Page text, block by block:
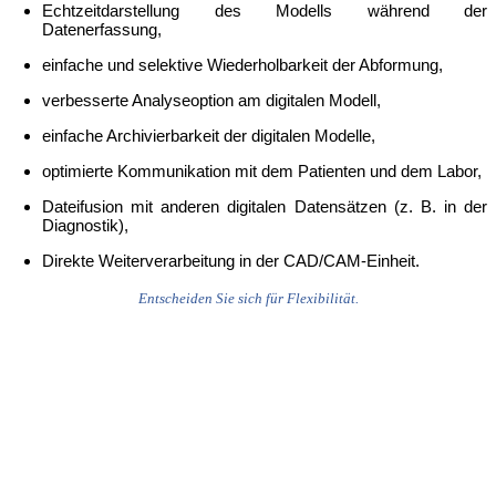
Echtzeitdarstellung des Modells während der
Datenerfassung,
einfache und selektive Wiederholbarkeit der Abformung,
verbesserte Analyseoption am digitalen Modell,
einfache Archivierbarkeit der digitalen Modelle,
optimierte Kommunikation mit dem Patienten und dem Labor,
Dateifusion mit anderen digitalen Datensätzen (z. B. in der
Diagnostik),
Direkte Weiterverarbeitung in der CAD/CAM-Einheit.
Entscheiden Sie sich für Flexibilität.